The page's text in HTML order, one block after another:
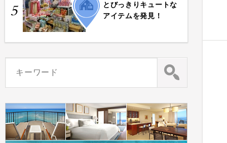
5
とびっきりキュートな
アイテムを発見！